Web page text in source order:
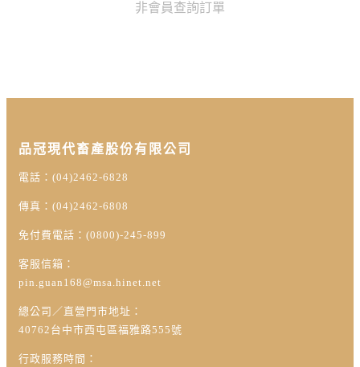
非會員查詢訂單
品冠現代畜產股份有限公司
電話：(04)2462-6828
傳真：(04)2462-6808
免付費電話：(0800)-245-899
客服信箱：
pin.guan168@msa.hinet.net
總公司／直營門市地址：
40762台中市西屯區福雅路555號
行政服務時間：